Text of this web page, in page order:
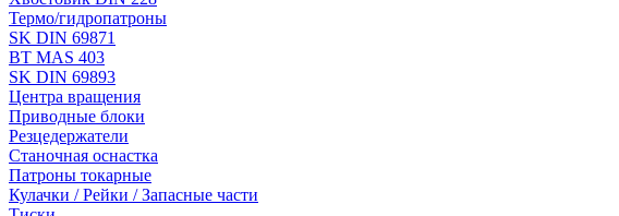
Термо/гидропатроны
SK DIN 69871
BT MAS 403
SK DIN 69893
Центра вращения
Приводные блоки
Резцедержатели
Станочная оснастка
Патроны токарные
Кулачки / Рейки / Запасные части